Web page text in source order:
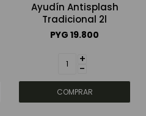
Ayudín Antisplash
Tradicional 2l
PYG 19.800
+
-